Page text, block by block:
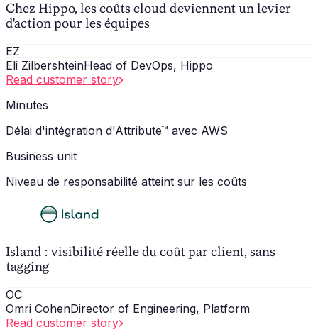
Chez Hippo, les coûts cloud deviennent un levier
d'action pour les équipes
EZ
Eli ZilbershteinHead of DevOps, Hippo
Read customer story
Minutes
Délai d'intégration d'Attribute™ avec AWS
Business unit
Niveau de responsabilité atteint sur les coûts
Island : visibilité réelle du coût par client, sans
tagging
OC
Omri CohenDirector of Engineering, Platform
Read customer story